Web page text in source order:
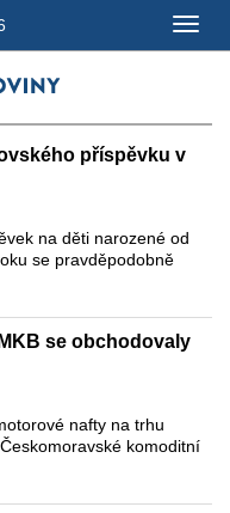
příspěvku v
na děti narozené od
se pravděpodobně
se obchodovaly
nafty na trhu
komoditní